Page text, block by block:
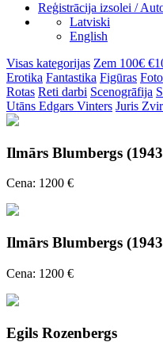
Reģistrācija izsolei /
Latviski
English
Visas kategorijas Zem 100€
Erotika Fantastika Figūras
Rotas Reti darbi Scenogrāfija
Utāns Edgars Vinters Juris
Ilmārs Blumbergs
Cena: 1200 €
Ilmārs Blumbergs
Cena: 1200 €
Egils Rozenbergs